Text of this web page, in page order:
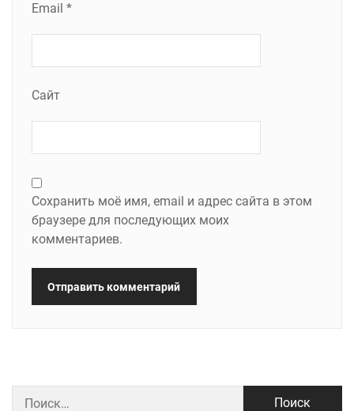
Email *
Сайт
Сохранить моё имя, email и адрес сайта в этом
браузере для последующих моих
комментариев.